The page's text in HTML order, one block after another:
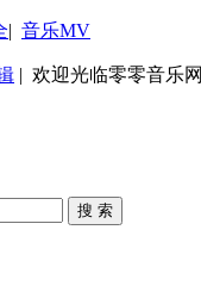
| 音乐MV
| 欢迎光临零零音乐网
搜 索